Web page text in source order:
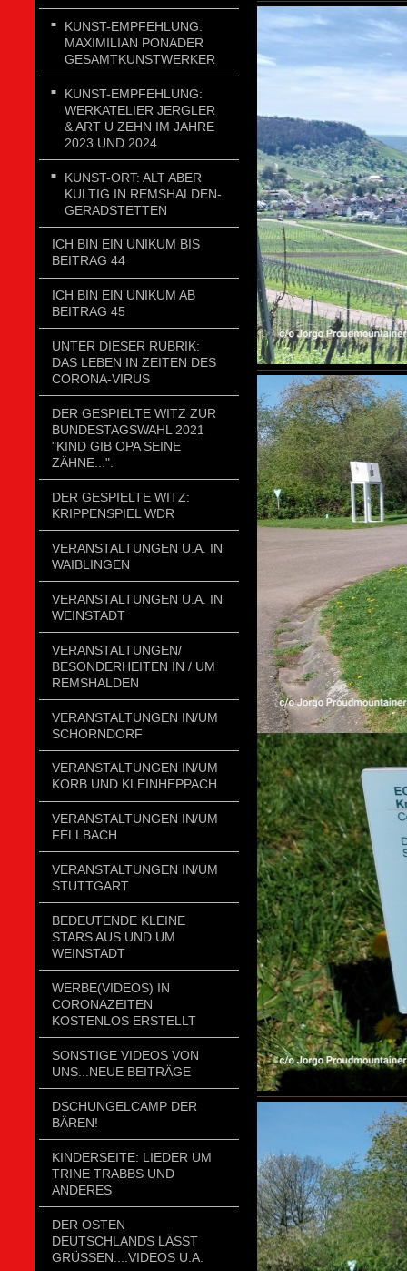
KUNST-EMPFEHLUNG:
MAXIMILIAN PONADER
GESAMTKUNSTWERKER
KUNST-EMPFEHLUNG:
WERKATELIER JERGLER
& ART U ZEHN IM JAHRE
2023 UND 2024
KUNST-ORT: ALT ABER
KULTIG IN REMSHALDEN-
GERADSTETTEN
ICH BIN EIN UNIKUM BIS
BEITRAG 44
ICH BIN EIN UNIKUM AB
BEITRAG 45
UNTER DIESER RUBRIK:
DAS LEBEN IN ZEITEN DES
CORONA-VIRUS
DER GESPIELTE WITZ ZUR
BUNDESTAGSWAHL 2021
"KIND GIB OPA SEINE
ZÄHNE...".
DER GESPIELTE WITZ:
KRIPPENSPIEL WDR
VERANSTALTUNGEN U.A. IN
WAIBLINGEN
VERANSTALTUNGEN U.A. IN
WEINSTADT
VERANSTALTUNGEN/
BESONDERHEITEN IN / UM
REMSHALDEN
VERANSTALTUNGEN IN/UM
SCHORNDORF
VERANSTALTUNGEN IN/UM
KORB UND KLEINHEPPACH
VERANSTALTUNGEN IN/UM
FELLBACH
VERANSTALTUNGEN IN/UM
STUTTGART
BEDEUTENDE KLEINE
STARS AUS UND UM
WEINSTADT
WERBE(VIDEOS) IN
CORONAZEITEN
KOSTENLOS ERSTELLT
SONSTIGE VIDEOS VON
UNS...NEUE BEITRÄGE
DSCHUNGELCAMP DER
BÄREN!
KINDERSEITE: LIEDER UM
TRINE TRABBS UND
ANDERES
DER OSTEN
DEUTSCHLANDS LÄSST
GRÜSSEN....VIDEOS U.A.